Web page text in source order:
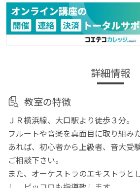
詳細情報
教室の特徴
ＪＲ横浜線、大口駅より徒歩３分。
フルートや音楽を真面目に取り組み
あれば、初心者から上級者、音大受
ご相談下さい。
また、オーケストラのエキストラと